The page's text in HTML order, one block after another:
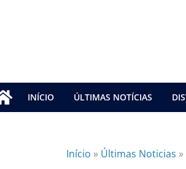
INÍCIO ÚLTIMAS NOTÍCIAS
Início » Últimas Noticias »